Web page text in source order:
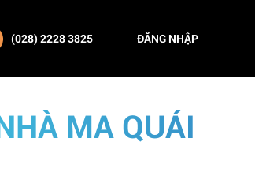
(028) 2228 3825 ĐĂNG NHẬP
MA QUÁI